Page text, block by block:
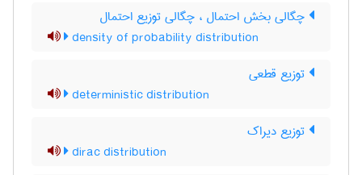
چگالی بخش احتمال ، چگالی توزیع احتمال
density of probability distribution
توزیع قطعی
deterministic distribution
توزیع دیراک
dirac distribution